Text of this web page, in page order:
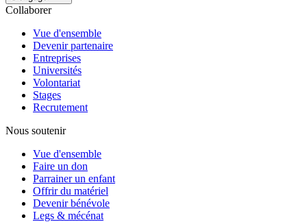
Collaborer
Vue d'ensemble
Devenir partenaire
Entreprises
Universités
Volontariat
Stages
Recrutement
Nous soutenir
Vue d'ensemble
Faire un don
Parrainer un enfant
Offrir du matériel
Devenir bénévole
Legs & mécénat